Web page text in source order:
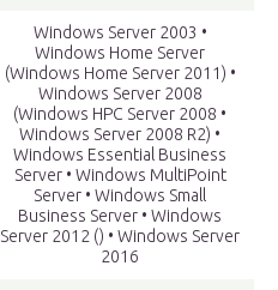
Windows Server 2003 •
Windows Home Server
(Windows Home Server 2011) •
Windows Server 2008
(Windows HPC Server 2008 •
Windows Server 2008 R2) •
Windows Essential Business
Server • Windows MultiPoint
Server • Windows Small
Business Server • Windows
Server 2012 () • Windows Server
2016